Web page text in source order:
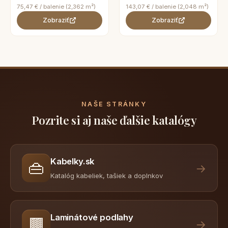
75,47 € / balenie (2,362 m²)
Zobraziť
143,07 € / balenie (2,048 m²)
Zobraziť
NAŠE STRÁNKY
Pozrite si aj naše ďalšie katalógy
👜 Kabelky.sk
Katalóg kabeliek, tašiek a doplnkov
→
🟫 Laminátové podlahy →